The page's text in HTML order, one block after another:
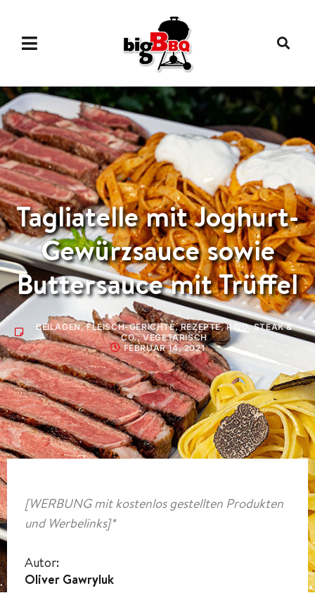
Tagliatelle mit Joghurt-
Gewürzsauce sowie
Buttersauce mit Trüffel
BEILAGEN,FLEISCH-GERICHTE,REZEPTE,RIND,STEAK &
CO.,VEGETARISCH
FEBRUAR 14, 2021
[WERBUNG mit kostenlos gestellten Produkten
und Werbelinks]*
Autor:
Oliver Gawryluk